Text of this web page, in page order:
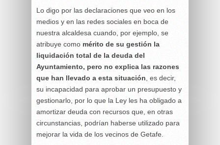
Lo digo por las declaraciones que veo en los
medios y en las redes sociales en boca de
nuestra alcaldesa cuando, por ejemplo, se
atribuye como mérito de su gestión la
liquidación total de la deuda del
Ayuntamiento, pero no explica las razones
que han llevado a esta situación, es decir,
su incapacidad para aprobar un presupuesto y
gestionarlo, por lo que la Ley les ha obligado a
amortizar deuda con recursos que, en otras
circunstancias, podrían haberse utilizado para
mejorar la vida de los vecinos de Getafe.